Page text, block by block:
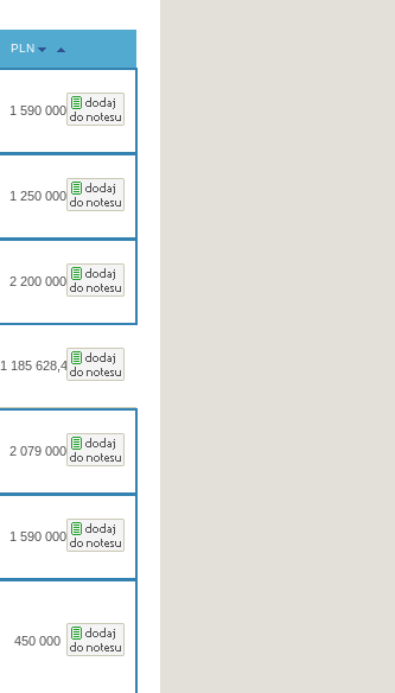
PLN
1 590 000
1 250 000
2 200 000
1 185 628,41
2 079 000
1 590 000
450 000